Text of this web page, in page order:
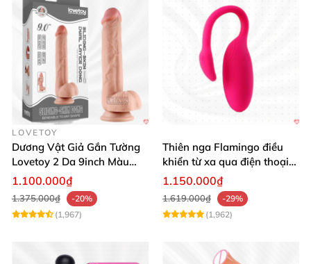
LOVETOY
Dương Vật Giả Gắn Tường
Lovetoy 2 Da 9inch Màu
Flesh Hàng Chính Hãng
1.100.000₫
1.375.000₫
-20%
(1,967)
Thiên nga Flamingo điều
khiển từ xa qua điện thoại
cực dễ dàng
1.150.000₫
1.619.000₫
-29%
(1,962)